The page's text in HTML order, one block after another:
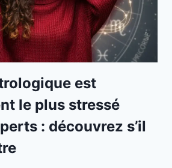
est
le plus stressé
: découvrez s’il